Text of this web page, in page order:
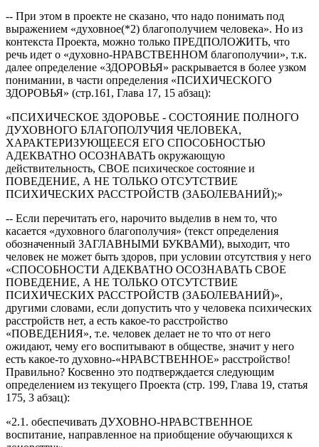
-- При этом в проекте не сказано, что надо понимать под
выражением «духовное(*2) благополучием человека». Но из
контекста Проекта, можно только ПРЕДПОЛОЖИТЬ, что
речь идет о «духовно-НРАВСТВЕННОМ благополучии», т.к.
далее определение «ЗДОРОВЬЯ» раскрывается в более узком
понимании, в части определения «ПСИХИЧЕСКОГО
ЗДОРОВЬЯ» (стр.161, Глава 17, 15 абзац):
«ПСИХИЧЕСКОЕ ЗДОРОВЬЕ - СОСТОЯНИЕ ПОЛНОГО
ДУХОВНОГО БЛАГОПОЛУЧИЯ ЧЕЛОВЕКА,
ХАРАКТЕРИЗУЮЩЕЕСЯ ЕГО СПОСОБНОСТЬЮ
АДЕКВАТНО ОСОЗНАВАТЬ окружающую
действительность, СВОЕ психическое состояние и
ПОВЕДЕНИЕ, А НЕ ТОЛЬКО ОТСУТСТВИЕ
ПСИХИЧЕСКИХ РАССТРОЙСТВ (ЗАБОЛЕВАНИЙ);»
-- Если перечитать его, нарочито выделив в нем то, что
касается «духовного благополучия» (текст определения
обозначенный ЗАГЛАВНЫМИ БУКВАМИ), выходит, что
человек не может быть здоров, при условии отсутствия у него
«СПОСОБНОСТИ АДЕКВАТНО ОСОЗНАВАТЬ СВОЕ
ПОВЕДЕНИЕ, А НЕ ТОЛЬКО ОТСУТСТВИЕ
ПСИХИЧЕСКИХ РАССТРОЙСТВ (ЗАБОЛЕВАНИЙ)»,
другими словами, если допустить что у человека психических
расстройств нет, а есть какое-то расстройство
«ПОВЕДЕНИЯ», т.е. человек делает не то что от него
ожидают, чему его воспитывают в обществе, значит у него
есть какое-то духовно-«НРАВСТВЕННОЕ» расстройство!
Правильно? Косвенно это подтверждается следующим
определением из текущего Проекта (стр. 199, Глава 19, статья
175, 3 абзац):
«2.1. обеспечивать ДУХОВНО-НРАВСТВЕННОЕ
воспитание, направленное на приобщение обучающихся к